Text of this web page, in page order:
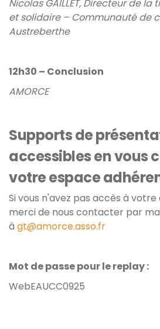
Nicolas GAILLET, Directeur de
et solidaire – Communauté de
Austreberthe
12h30 – Conclusion
AMORCE
Supports de
accessibles en vous
votre espace
Si vous n'avez pas accès à
merci de nous contacter par
à gt@amorce.asso.fr
Mot de passe pour le replay :
WebEAUCC0925